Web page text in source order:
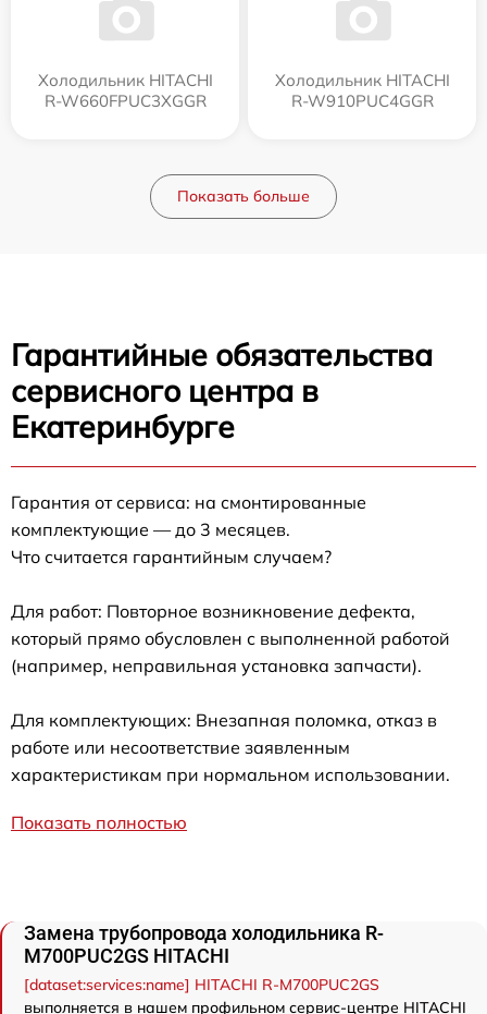
Холодильник HITACHI
R-W660FPUC3XGGR
Холодильник HITACHI
R-W910PUC4GGR
Показать больше
Гарантийные обязательства
сервисного центра в
Екатеринбурге
Гарантия от сервиса: на смонтированные
комплектующие — до 3 месяцев.
Что считается гарантийным случаем?
Для работ: Повторное возникновение дефекта,
который прямо обусловлен с выполненной работой
(например, неправильная установка запчасти).
Для комплектующих: Внезапная поломка, отказ в
работе или несоответствие заявленным
характеристикам при нормальном использовании.
Показать полностью
Замена трубопровода холодильника R-
M700PUC2GS HITACHI
[dataset:services:name] HITACHI R-M700PUC2GS
выполняется в нашем профильном сервис-центре HITACHI